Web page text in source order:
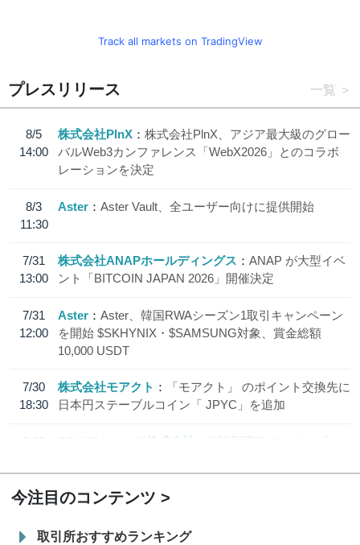
Track all markets on TradingView
プレスリリース 一覧
8/5
14:00
株式会社PlnX
株式会社PlnX、アジア最大級のグロー
バルWeb3カンファレンス「WebX2026」とのコラボ
レーションを決定
8/3
11:30
Aster Aster Vault、全ユーザー向けに提供開始
7/31
13:00
株式会社ANAPホールディングス
ANAP が大型イベ
ント「BITCOIN JAPAN 2026」開催決定
7/31
12:00
Aster
Aster、韓国RWAシーズン1取引キャンペーン
を開始 $SKHYNIX・$SAMSUNG対象、賞金総額
10,000 USDT
7/30
18:30
株式会社モアクト
「モアクト」 のポイント交換先に
日本円ステーブルコイン「 JPYC」を追加
7/29
SBI VCトレード株式会社
信託型円建てステーブル
今注目のコンテンツ
取引所おすすめランキング